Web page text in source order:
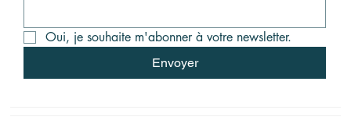
Oui, je souhaite m'abonner à votre newsletter.
Envoyer